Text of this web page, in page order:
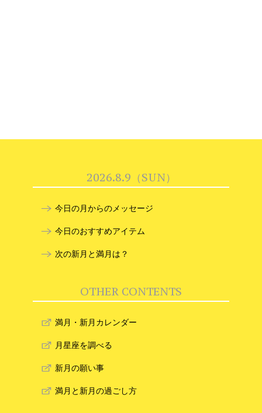
2026.8.9（SUN）
今日の月からのメッセージ
今日のおすすめアイテム
次の新月と満月は？
OTHER CONTENTS
満月・新月カレンダー
月星座を調べる
新月の願い事
満月と新月の過ごし方